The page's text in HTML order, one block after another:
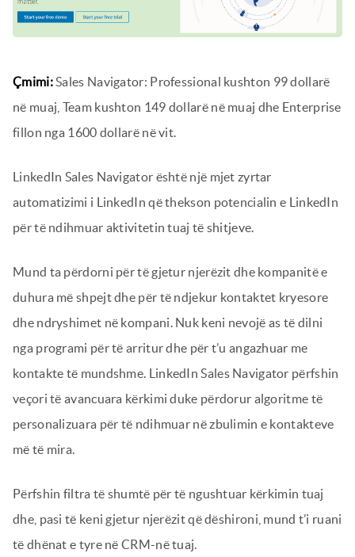
Çmimi:Sales Navigator: Professional kushton 99 dollarë
në muaj, Team kushton 149 dollarë në muaj dhe Enterprise
fillon nga 1600 dollarë në vit.
LinkedIn Sales Navigator është një mjet zyrtar
automatizimi i LinkedIn që thekson potencialin e LinkedIn
për të ndihmuar aktivitetin tuaj të shitjeve.
Mund ta përdorni për të gjetur njerëzit dhe kompanitë e
duhura më shpejt dhe për të ndjekur kontaktet kryesore
dhe ndryshimet në kompani. Nuk keni nevojë as të dilni
nga programi për të arritur dhe për t’u angazhuar me
kontakte të mundshme. LinkedIn Sales Navigator përfshin
veçori të avancuara kërkimi duke përdorur algoritme të
personalizuara për të ndihmuar në zbulimin e kontakteve
më të mira.
Përfshin filtra të shumtë për të ngushtuar kërkimin tuaj
dhe, pasi të keni gjetur njerëzit që dëshironi, mund t’i ruani
të dhënat e tyre në CRM-në tuaj.